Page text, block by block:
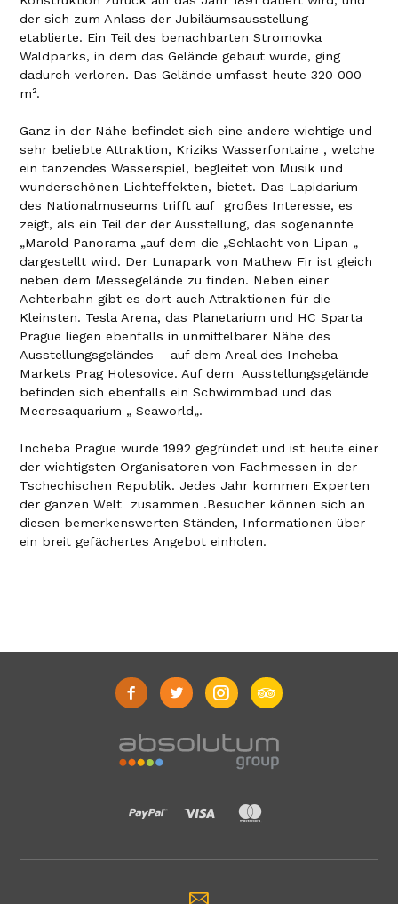
der sich zum Anlass der Jubiläumsausstellung
etablierte. Ein Teil des benachbarten Stromovka
Waldparks, in dem das Gelände gebaut wurde, ging
dadurch verloren. Das Gelände umfasst heute 320 000
m².
Ganz in der Nähe befindet sich eine andere wichtige und
sehr beliebte Attraktion, Kriziks Wasserfontaine , welche
ein tanzendes Wasserspiel, begleitet von Musik und
wunderschönen Lichteffekten, bietet. Das Lapidarium
des Nationalmuseums trifft auf großes Interesse, es
zeigt, als ein Teil der der Ausstellung, das sogenannte
„Marold Panorama „auf dem die „Schlacht von Lipan „
dargestellt wird. Der Lunapark von Mathew Fir ist gleich
neben dem Messegelände zu finden. Neben einer
Achterbahn gibt es dort auch Attraktionen für die
Kleinsten. Tesla Arena, das Planetarium und HC Sparta
Prague liegen ebenfalls in unmittelbarer Nähe des
Ausstellungsgeländes – auf dem Areal des Incheba -
Markets Prag Holesovice. Auf dem Ausstellungsgelände
befinden sich ebenfalls ein Schwimmbad und das
Meeresaquarium „ Seaworld„.
Incheba Prague wurde 1992 gegründet und ist heute einer
der wichtigsten Organisatoren von Fachmessen in der
Tschechischen Republik. Jedes Jahr kommen Experten
der ganzen Welt zusammen .Besucher können sich an
diesen bemerkenswerten Ständen, Informationen über
ein breit gefächertes Angebot einholen.